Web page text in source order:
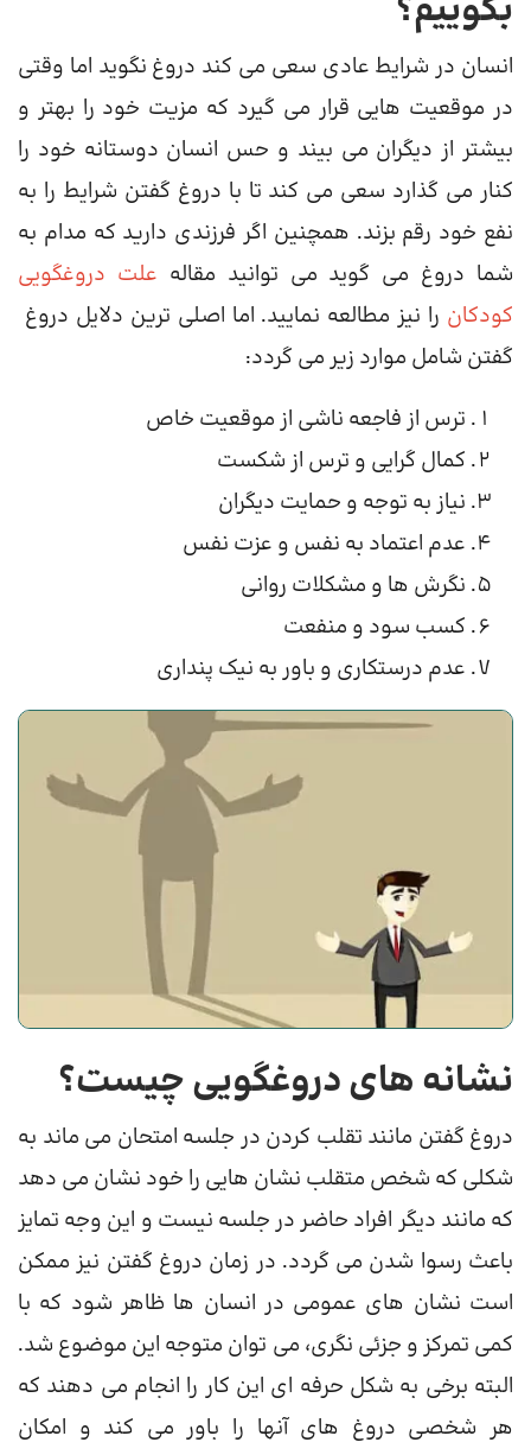
بگوییم؟
انسان در شرایط عادی سعی می کند دروغ نگوید اما وقتی
در موقعیت هایی قرار می گیرد که مزیت خود را بهتر و
بیشتر از دیگران می بیند و حس انسان دوستانه خود را
کنار می گذارد سعی می کند تا با دروغ گفتن شرایط را به
نفع خود رقم بزند. همچنین اگر فرزندی دارید که مدام به
شما دروغ می گوید می توانید مقاله علت دروغگویی
کودکان را نیز مطالعه نمایید. اما اصلی ترین دلایل دروغ
گفتن شامل موارد زیر می گردد:
ترس از فاجعه ناشی از موقعیت خاص
کمال گرایی و ترس از شکست
نیاز به توجه و حمایت دیگران
عدم اعتماد به نفس و عزت نفس
نگرش ها و مشکلات روانی
کسب سود و منفعت
عدم درستکاری و باور به نیک پنداری
نشانه های دروغگویی چیست؟
دروغ گفتن مانند تقلب کردن در جلسه امتحان می ماند به
شکلی که شخص متقلب نشان هایی را خود نشان می دهد
که مانند دیگر افراد حاضر در جلسه نیست و این وجه تمایز
باعث رسوا شدن می گردد. در زمان دروغ گفتن نیز ممکن
است نشان های عمومی در انسان ها ظاهر شود که با
کمی تمرکز و جزئی نگری، می توان متوجه این موضوع شد.
البته برخی به شکل حرفه ای این کار را انجام می دهند که
هر شخصی دروغ های آنها را باور می کند و امکان